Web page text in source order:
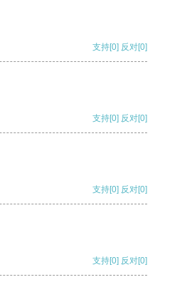
支持[0] 反对[0]
支持[0] 反对[0]
支持[0] 反对[0]
支持[0] 反对[0]